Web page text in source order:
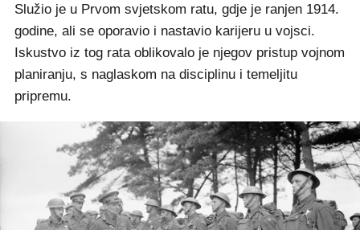
Služio je u Prvom svjetskom ratu, gdje je ranjen 1914.
godine, ali se oporavio i nastavio karijeru u vojsci.
Iskustvo iz tog rata oblikovalo je njegov pristup vojnom
planiranju, s naglaskom na disciplinu i temeljitu
pripremu.